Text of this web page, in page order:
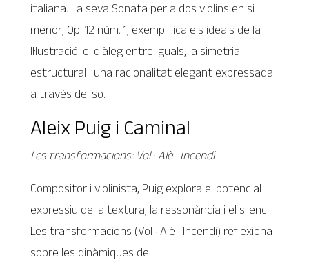
italiana. La seva Sonata per a dos violins en si
menor, Op. 12 núm. 1, exemplifica els ideals de la
Il·lustració: el diàleg entre iguals, la simetria
estructural i una racionalitat elegant expressada
a través del so.
Aleix Puig i Caminal
Les transformacions: Vol · Alè · Incendi
Compositor i violinista, Puig explora el potencial
expressiu de la textura, la ressonància i el silenci.
Les transformacions (Vol · Alè · Incendi) reflexiona
sobre les dinàmiques del